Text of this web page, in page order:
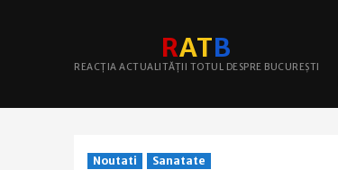
RATB
REACȚIA ACTUALITĂȚII TOTUL DESPRE BUCUREȘTI
Noutati Sanatate